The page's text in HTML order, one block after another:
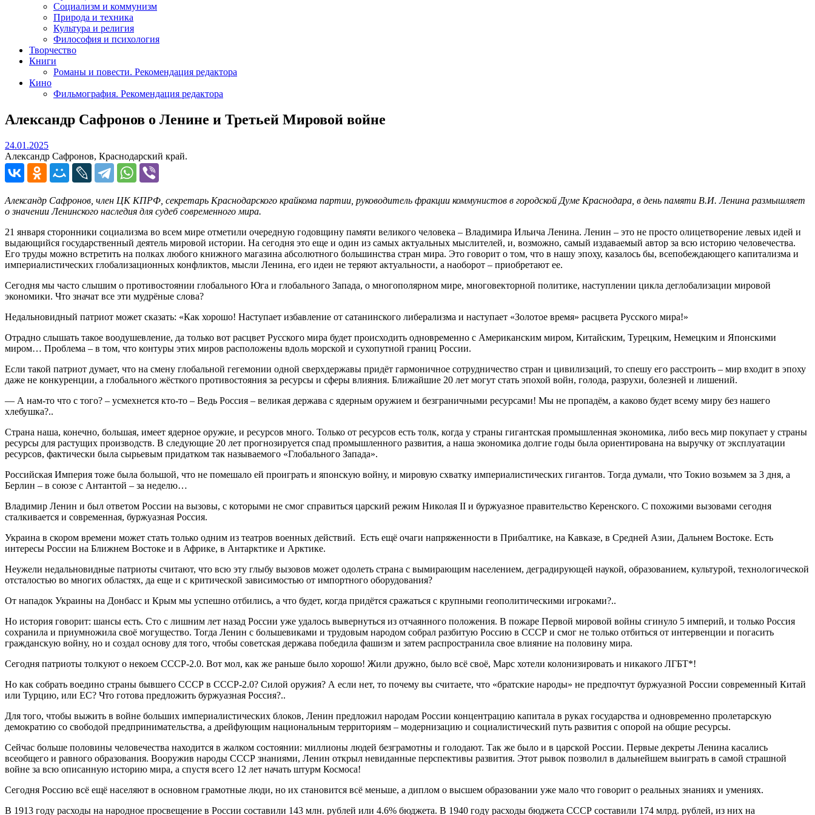
Социализм и коммунизм
Природа и техника
Культура и религия
Философия и психология
Творчество
Книги
Романы и повести. Рекомендация редактора
Кино
Фильмография. Рекомендация редактора
Александр Сафронов о Ленине и Третьей Мировой войне
24.01.202524.01.2025
Александр Сафронов, Краснодарский край.
Александр Сафронов, член ЦК КПРФ, секретарь Краснодарского крайкома партии, руководитель фракции коммунистов в городской Думе Краснодара, в день памяти В.И. Ленина размышляет
о значении Ленинского наследия для судеб современного мира.
21 января сторонники социализма во всем мире отметили очередную годовщину памяти великого человека – Владимира Ильича Ленина. Ленин – это не просто олицетворение левых идей и
выдающийся государственный деятель мировой истории. На сегодня это еще и один из самых актуальных мыслителей, и, возможно, самый издаваемый автор за всю историю человечества.
Его труды можно встретить на полках любого книжного магазина абсолютного большинства стран мира. Это говорит о том, что в нашу эпоху, казалось бы, всепобеждающего капитализма и
империалистических глобализационных конфликтов, мысли Ленина, его идеи не теряют актуальности, а наоборот – приобретают ее.
Сегодня мы часто слышим о противостоянии глобального Юга и глобального Запада, о многополярном мире, многовекторной политике, наступлении цикла деглобализации мировой
экономики. Что значат все эти мудрёные слова?
Недальновидный патриот может сказать: «Как хорошо! Наступает избавление от сатанинского либерализма и наступает «Золотое время» расцвета Русского мира!»
Отрадно слышать такое воодушевление, да только вот расцвет Русского мира будет происходить одновременно с Американским миром, Китайским, Турецким, Немецким и Японскими
миром… Проблема – в том, что контуры этих миров расположены вдоль морской и сухопутной границ России.
Если такой патриот думает, что на смену глобальной гегемонии одной сверхдержавы придёт гармоничное сотрудничество стран и цивилизаций, то спешу его расстроить – мир входит в эпоху
даже не конкуренции, а глобального жёсткого противостояния за ресурсы и сферы влияния. Ближайшие 20 лет могут стать эпохой войн, голода, разрухи, болезней и лишений.
— А нам-то что с того? – усмехнется кто-то – Ведь Россия – великая держава с ядерным оружием и безграничными ресурсами! Мы не пропадём, а каково будет всему миру без нашего
хлебушка?..
Страна наша, конечно, большая, имеет ядерное оружие, и ресурсов много. Только от ресурсов есть толк, когда у страны гигантская промышленная экономика, либо весь мир покупает у страны
ресурсы для растущих производств. В следующие 20 лет прогнозируется спад промышленного развития, а наша экономика долгие годы была ориентирована на выручку от эксплуатации
ресурсов, фактически была сырьевым придатком так называемого «Глобального Запада».
Российская Империя тоже была большой, что не помешало ей проиграть и японскую войну, и мировую схватку империалистических гигантов. Тогда думали, что Токио возьмем за 3 дня, а
Берлин – в союзе с Антантой – за неделю…
Владимир Ленин и был ответом России на вызовы, с которыми не смог справиться царский режим Николая II и буржуазное правительство Керенского. С похожими вызовами сегодня
сталкивается и современная, буржуазная Россия.
Украина в скором времени может стать только одним из театров военных действий. Есть ещё очаги напряженности в Прибалтике, на Кавказе, в Средней Азии, Дальнем Востоке. Есть
интересы России на Ближнем Востоке и в Африке, в Антарктике и Арктике.
Неужели недальновидные патриоты считают, что всю эту глыбу вызовов может одолеть страна с вымирающим населением, деградирующей наукой, образованием, культурой, технологической
отсталостью во многих областях, да еще и с критической зависимостью от импортного оборудования?
От нападок Украины на Донбасс и Крым мы успешно отбились, а что будет, когда придётся сражаться с крупными геополитическими игроками?..
Но история говорит: шансы есть. Сто с лишним лет назад России уже удалось вывернуться из отчаянного положения. В пожаре Первой мировой войны сгинуло 5 империй, и только Россия
сохранила и приумножила своё могущество. Тогда Ленин с большевиками и трудовым народом собрал разбитую Россию в СССР и смог не только отбиться от интервенции и погасить
гражданскую войну, но и создал основу для того, чтобы советская держава победила фашизм и затем распространила свое влияние на половину мира.
Сегодня патриоты толкуют о некоем СССР-2.0. Вот мол, как же раньше было хорошо! Жили дружно, было всё своё, Марс хотели колонизировать и никакого ЛГБТ*!
Но как собрать воедино страны бывшего СССР в СССР-2.0? Силой оружия? А если нет, то почему вы считаете, что «братские народы» не предпочтут буржуазной России современный Китай
или Турцию, или ЕС? Что готова предложить буржуазная Россия?..
Для того, чтобы выжить в войне больших империалистических блоков, Ленин предложил народам России концентрацию капитала в руках государства и одновременно пролетарскую
демократию со свободой предпринимательства, а дрейфующим национальным территориям – модернизацию и социалистический путь развития с опорой на общие ресурсы.
Сейчас больше половины человечества находится в жалком состоянии: миллионы людей безграмотны и голодают. Так же было и в царской России. Первые декреты Ленина касались
всеобщего и равного образования. Вооружив народы СССР знаниями, Ленин открыл невиданные перспективы развития. Этот рывок позволил в дальнейшем выиграть в самой страшной
войне за всю описанную историю мира, а спустя всего 12 лет начать штурм Космоса!
Сегодня Россию всё ещё населяют в основном грамотные люди, но их становится всё меньше, а диплом о высшем образовании уже мало что говорит о реальных знаниях и умениях.
В 1913 году расходы на народное просвещение в России составили 143 млн. рублей или 4.6% бюджета. В 1940 году расходы бюджета СССР составили 174 млрд. рублей, из них на